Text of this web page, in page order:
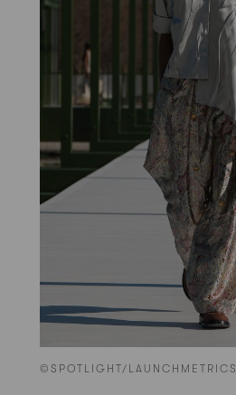
©SPOTLIGHT/LAUNCHMETRICS